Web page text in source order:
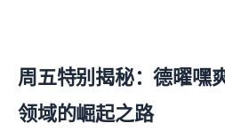
周五特别揭秘：德曜嘿
领域的崛起之路